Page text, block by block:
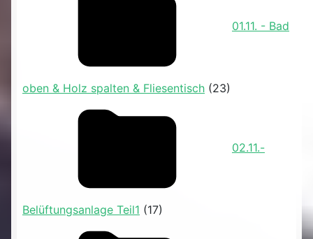
01.11. - Bad
oben & Holz spalten & Fliesentisch (23)
02.11.-
Belüftungsanlage Teil1 (17)